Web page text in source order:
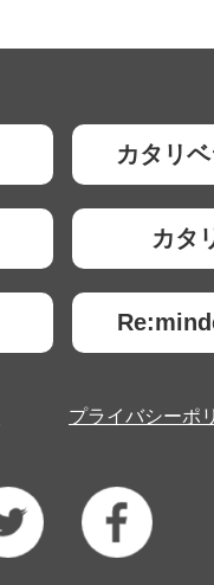
カタリ
カタ
プライバシーポ